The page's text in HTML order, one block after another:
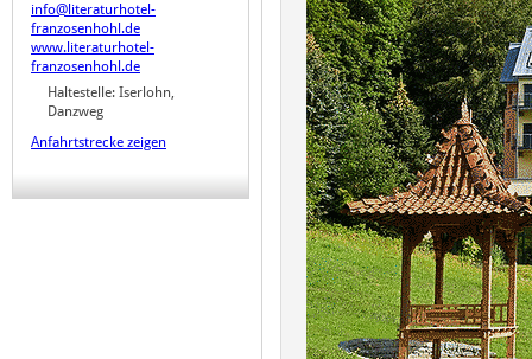
info@literaturhotel-
franzosenhohl.de
www.literaturhotel-
franzosenhohl.de
Haltestelle: Iserlohn,
Danzweg
Anfahrtstrecke zeigen